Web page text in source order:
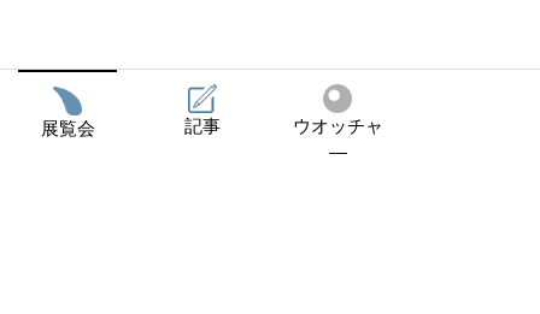
展覧会 記事
ウオッチャ
―